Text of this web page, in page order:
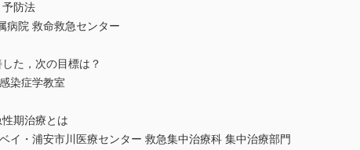
防法
院 救命救急センター
た，次の目標は？
染症学教室
期治療とは
・浦安市川医療センター 救急集中治療科 集中治療部門